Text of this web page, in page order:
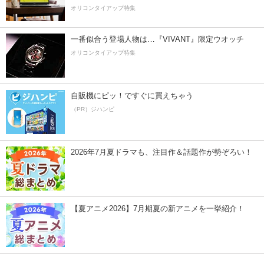
オリコンタイアップ特集
一番似合う登場人物は…『VIVANT』限定ウオッチ
オリコンタイアップ特集
自販機にピッ！ですぐに買えちゃう
（PR）ジハンピ
2026年7月夏ドラマも、注目作＆話題作が勢ぞろい！
【夏アニメ2026】7月期夏の新アニメを一挙紹介！